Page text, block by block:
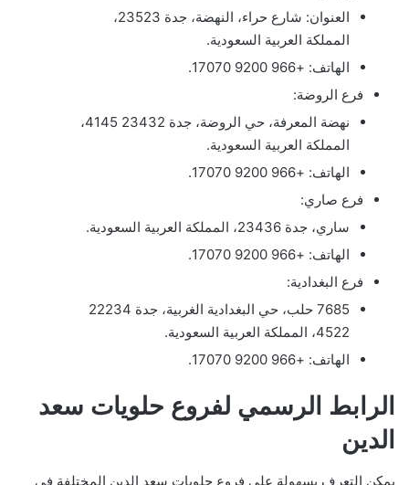
العنوان: شارع حراء، النهضة، جدة 23523،
المملكة العربية السعودية.
الهاتف: +966 9200 17070.
فرع الروضة:
نهضة المعرفة، حي الروضة، جدة 23432 4145،
المملكة العربية السعودية.
الهاتف: +966 9200 17070.
فرع صاري:
ساري، جدة 23436، المملكة العربية السعودية.
الهاتف: +966 9200 17070.
فرع البغدادية:
7685 حلب، حي البغدادية الغربية، جدة 22234
4522، المملكة العربية السعودية.
الهاتف: +966 9200 17070.
الرابط الرسمي لفروع حلويات سعد
الدين
يمكن التعرف بسهولة على فروع حلويات سعد الدين المختلفة في